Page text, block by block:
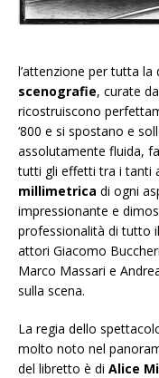
l’attenzione per tutta
scenografie, curate
ricostruiscono
‘800 e si spostano e
assolutamente fluida,
tutti gli effetti tra i tanti
millimetrica di ogni
impressionante e
professionalità di tutto
attori Giacomo
Marco Massari e
sulla scena.
La regia dello
molto noto nel
del libretto è di Alice